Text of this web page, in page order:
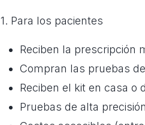
1. Para los pacientes
Reciben la prescripción
Compran las pruebas
Reciben el kit en casa o
Pruebas de alta